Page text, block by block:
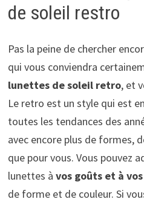
de soleil restro
Pas la peine de chercher
qui vous conviendra
lunettes de soleil retro, et
Le retro est un style qui est
toutes les tendances des
avec encore plus de formes,
que pour vous. Vous pouvez
lunettes à vos goûts et à
de forme et de couleur. Si